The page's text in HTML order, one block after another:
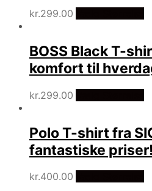
kr.299.00
BOSS Black T-
komfort til
kr.299.00
Polo T-shirt fra
fantastiske priser!
kr.400.00